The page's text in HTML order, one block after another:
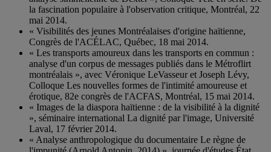
la fascination populaire à l'observation critique, Montréal, 22
mai 2014.
« Visibilités des jeunes Montréalaises d'origine haïtienne,
Congrès de l'ACÉLAC, Québec, 18 mai 2014.
« Les transports amoureux dans les transports en commun :
analyse d'un corpus de messages publiés dans le Métroflirt
montréalais », avec Véronique LeVasseur et Joseph Lévy,
Colloque Les nouvelles formes de l'intimité amoureuse et
érotique, 82e congrès de l'ACFAS, Montréal, 15 mai 2014.
« Images de la diaspora haïtienne : de la visibilité à la dignité
», séminaire international La dignité par l'image, Université
Laval, 17 février 2014.
« Analyse anthropologique du documentaire Le règne de